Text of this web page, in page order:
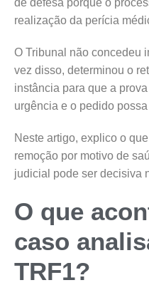
de defesa porque o
realização da perícia
O Tribunal não concedeu
vez disso, determinou o
instância para que a
urgência e o pedido
Neste artigo, explico o
remoção por motivo de
judicial pode ser decisiva
O que
caso
TRF1?